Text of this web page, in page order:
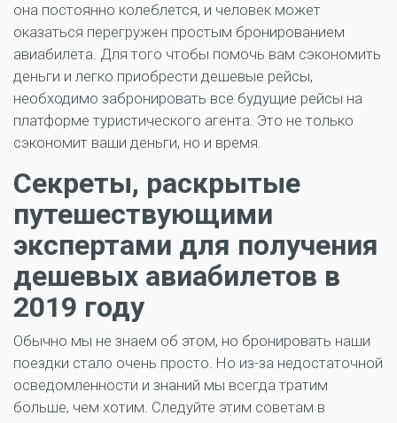
она постоянно колеблется, и человек может
оказаться перегружен простым бронированием
авиабилета. Для того чтобы помочь вам сэкономить
деньги и легко приобрести дешевые рейсы,
необходимо забронировать все будущие рейсы на
платформе туристического агента. Это не только
сэкономит ваши деньги, но и время.
Секреты, раскрытые
путешествующими
экспертами для получения
дешевых авиабилетов в
2019 году
Обычно мы не знаем об этом, но бронировать наши
поездки стало очень просто. Но из-за недостаточной
осведомленности и знаний мы всегда тратим
больше, чем хотим. Следуйте этим советам в